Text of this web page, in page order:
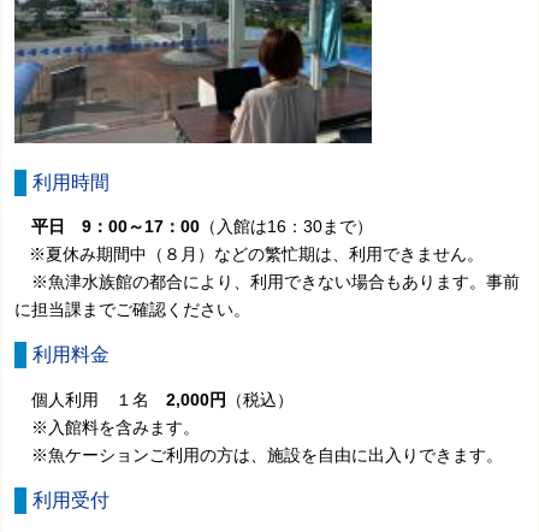
利用時間
平日 9：00～17：00 （入館は16：30まで）
※夏休み期間中（８月）などの繁忙期は、利用できません。
※魚津水族館の都合により、利用できない場合もあります。事前
に担当課までご確認ください。
利用料金
個人利用 １名2,000円
（税込）
※入館料を含みます。
※魚ケーションご利用の方は、施設を自由に出入りできます。
利用受付